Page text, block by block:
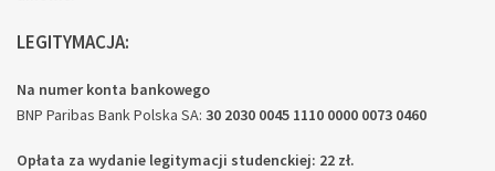
LEGITYMACJA:
Na numer konta bankowego
BNP Paribas Bank Polska SA: 30 2030 0045 1110 0000 0073 0460
Opłata za wydanie legitymacji studenckiej: 22 zł.